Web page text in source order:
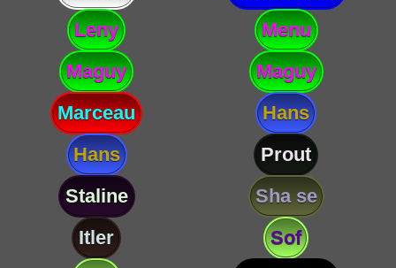
Leny
Menu
Maguy
Maguy
Marceau
Hans
Hans
Prout
Staline
Sha se
Itler
Sof